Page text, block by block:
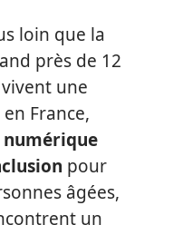
loin que la
près de 12
une
en France,
pour
âgées,
un